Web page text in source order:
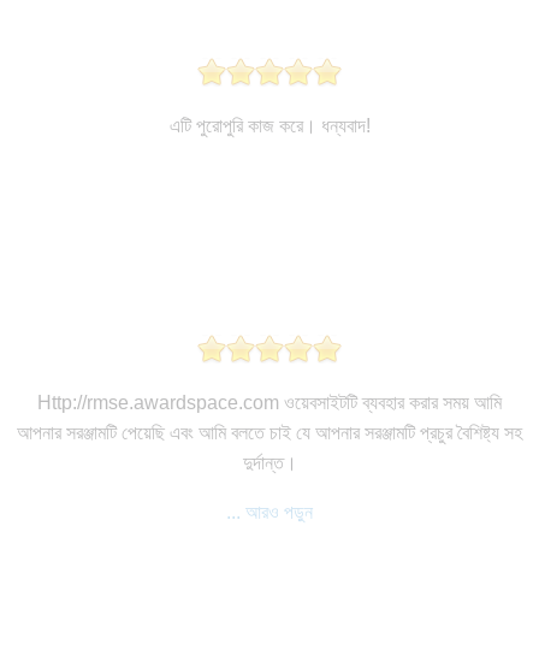
এটি পুরোপুরি কাজ করে। ধন্যবাদ!
Http://rmse.awardspace.com ওয়েবসাইটটি ব্যবহার করার সময় আমি
আপনার সরঞ্জামটি পেয়েছি এবং আমি বলতে চাই যে আপনার সরঞ্জামটি প্রচুর বৈশিষ্ট্য সহ
দুর্দান্ত।
... আরও পড়ুন